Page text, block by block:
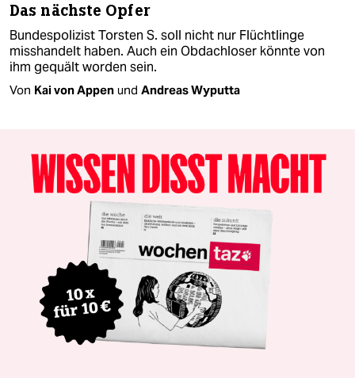
Das nächste Opfer
Bundespolizist Torsten S. soll nicht nur Flüchtlinge
misshandelt haben. Auch ein Obdachloser könnte von
ihm gequält worden sein.
Von Kai von Appen und Andreas Wyputta